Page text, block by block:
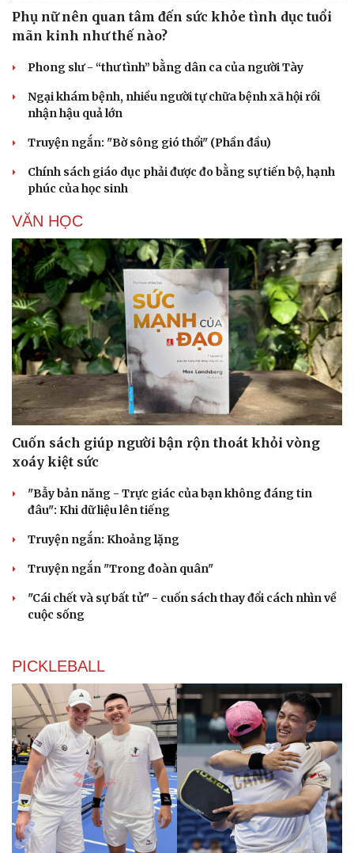
Phụ nữ nên quan tâm đến sức khỏe tình dục tuổi
mãn kinh như thế nào?
Phong slư - “thư tình” bằng dân ca của người Tày
Ngại khám bệnh, nhiều người tự chữa bệnh xã hội rồi
nhận hậu quả lớn
Truyện ngắn: "Bờ sông gió thổi" (Phần đầu)
Chính sách giáo dục phải được đo bằng sự tiến bộ, hạnh
phúc của học sinh
VĂN HỌC
Cuốn sách giúp người bận rộn thoát khỏi vòng
xoáy kiệt sức
"Bẫy bản năng - Trực giác của bạn không đáng tin
đâu": Khi dữ liệu lên tiếng
Truyện ngắn: Khoảng lặng
Truyện ngắn "Trong đoàn quân"
"Cái chết và sự bất tử" - cuốn sách thay đổi cách nhìn về
cuộc sống
PICKLEBALL